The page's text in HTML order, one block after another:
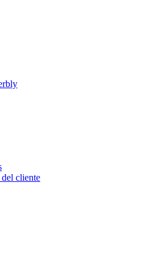
cliente